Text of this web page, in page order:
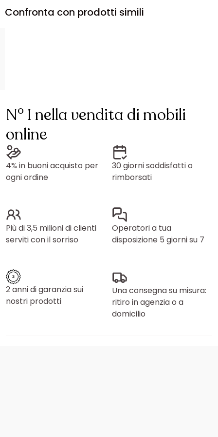
Confronta con prodotti simili
N° 1 nella vendita di mobili
online
4% in buoni acquisto per
ogni ordine
30 giorni soddisfatti o
rimborsati
Più di 3,5 milioni di clienti
serviti con il sorriso
Operatori a tua
disposizione 5 giorni su 7
2 anni di garanzia sui
nostri prodotti
Una consegna su misura:
ritiro in agenzia o a
domicilio